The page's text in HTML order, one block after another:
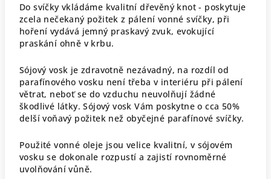
Do svíčky vkládáme kvalitní dřevěný knot - poskytuje
zcela nečekaný požitek z pálení vonné svíčky, při
hoření vydává jemný praskavý zvuk, evokující
praskání ohně v krbu.
Sójový vosk je zdravotně nezávadný, na rozdíl od
parafínového vosku není třeba v interiéru při pálení
větrat, neboť se do vzduchu neuvolňují žádné
škodlivé látky. Sójový vosk Vám poskytne o cca 50%
delší voňavý požitek než obyčejné parafínové svíčky.
Použité vonné oleje jsou velice kvalitní, v sójovém
vosku se dokonale rozpustí a zajistí rovnoměrné
uvolňování vůně.